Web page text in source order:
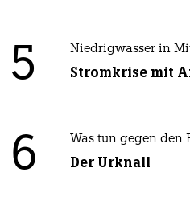
5 Niedrigwasser in
Stromkrise mit
6 Was tun gegen den
Der Urknall